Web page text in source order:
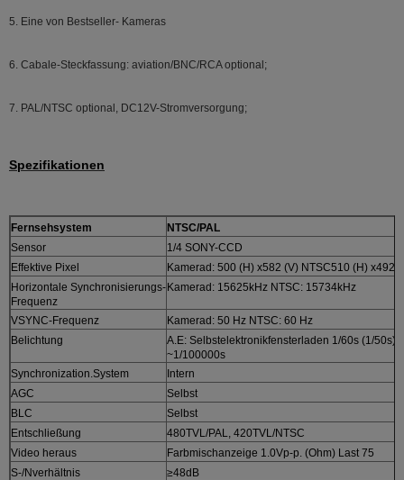
5. Eine von Bestseller- Kameras
6. Cabale-Steckfassung: aviation/BNC/RCA optional;
7. PAL/NTSC optional, DC12V-Stromversorgung;
Spezifikationen
Fernsehsystem
NTSC/PAL
Sensor
1/4 SONY-CCD
Effektive Pixel
Kamerad: 500 (H) x582 (V) NTSC510 (H) x492
Horizontale Synchronisierungs-
Frequenz
Kamerad: 15625kHz NTSC: 15734kHz
VSYNC-Frequenz
Kamerad: 50 Hz NTSC: 60 Hz
Belichtung
A.E: Selbstelektronikfensterladen 1/60s (1/50s)
~1/100000s
Synchronization.System
Intern
AGC
Selbst
BLC
Selbst
Entschließung
480TVL/PAL, 420TVL/NTSC
Video heraus
Farbmischanzeige 1.0Vp-p. (Ohm) Last 75
S-/Nverhältnis
≥48dB